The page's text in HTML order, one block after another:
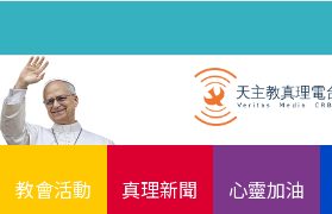
教會活動 真理新聞 心靈加油